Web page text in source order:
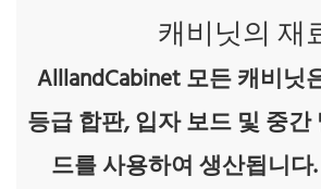
캐비닛의 재
AlllandCabinet 모든 캐비닛
등급 합판, 입자 보드 및 중
드를 사용하여 생산됩니다